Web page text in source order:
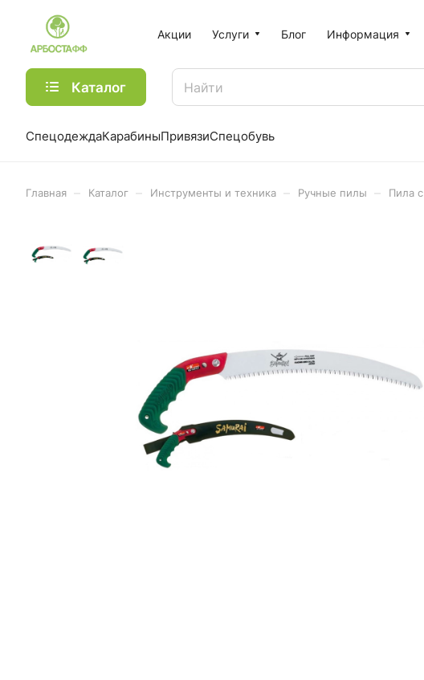
Акции Услуги Блог Информация
Каталог
СпецодеждаКарабиныПривязиСпецобувь
Главная Каталог Инструменты и техника Ручные пилы Пила